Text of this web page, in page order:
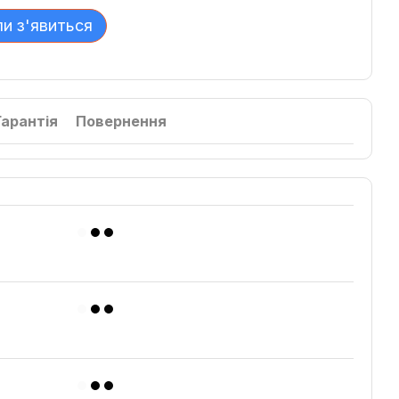
з'явиться
Повернення